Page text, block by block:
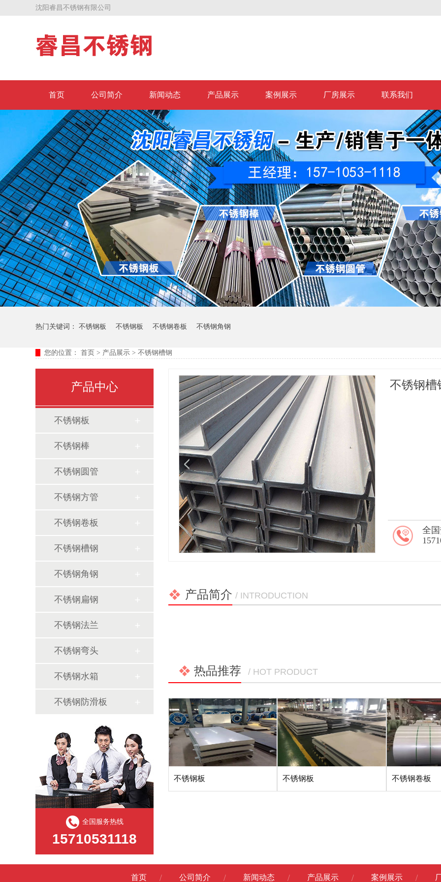
沈阳睿昌不锈钢有限公司
首页 公司简介 新闻动态 产品展示 案例展示 厂房展示 联系我们
热门关键词： 不锈钢板 不锈钢板 不锈钢卷板 不锈钢角钢
您的位置： 首页 > 产品展示 > 不锈钢槽钢
产品中心
不锈钢板
不锈钢棒
不锈钢圆管
不锈钢方管
不锈钢卷板
不锈钢槽钢
不锈钢角钢
不锈钢扁钢
不锈钢法兰
不锈钢弯头
不锈钢水箱
不锈钢防滑板
全国服务热线
15710531118
不锈钢槽
全
产品简介 / INTRODUCTION
热品推荐 / HOT PRODUCT
不锈钢板 不锈钢板 不锈钢卷板
首页 公司简介 新闻动态 产品展示 案例展示